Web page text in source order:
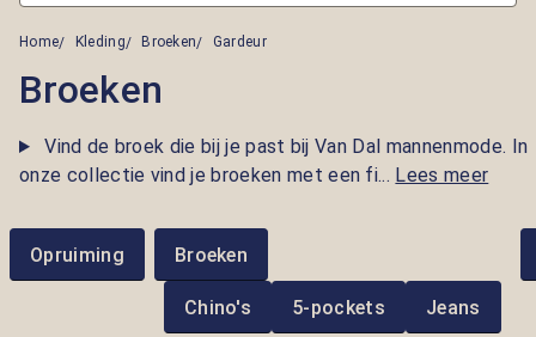
Home Kleding Broeken Gardeur
Broeken
Vind de broek die bij je past bij Van Dal mannenmode. In
onze collectie vind je broeken met een fi... Lees meer
Opruiming Broeken
Chino's 5-pockets Jeans